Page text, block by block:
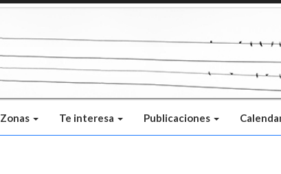
Zonas Te interesa Publicaciones